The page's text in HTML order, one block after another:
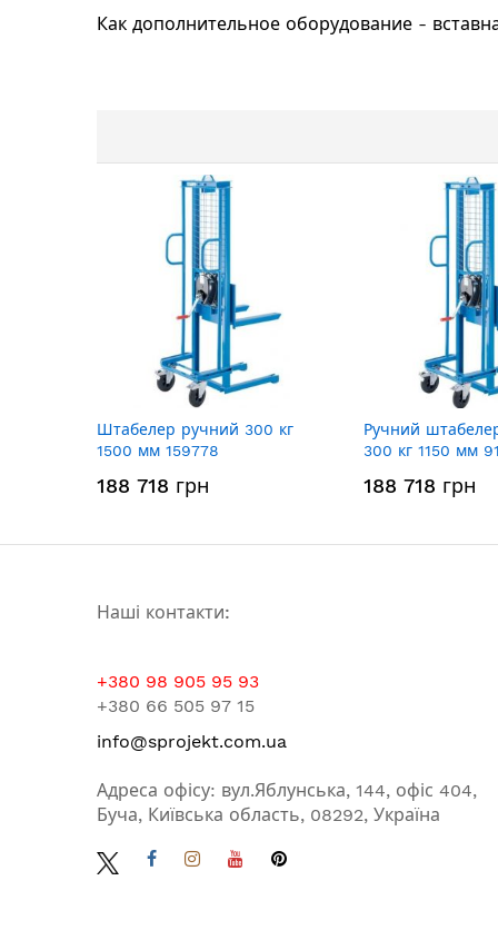
Как дополнительное оборудование -
Штабелер ручний 300 кг
1500 мм 159778
188 718 грн
Ручний
300 кг 1150 мм
188 718 грн
Наші контакти:
+380 98 905 95 93
+380 66 505 97 15
info@sprojekt.com.ua
Адреса офісу: вул.Яблунська, 144, офіс 404,
Буча, Київська область, 08292, Україна